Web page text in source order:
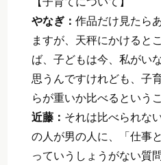
やなぎ：作品だけ見たら
ますが、天秤にかけると
ば、子どもは今、私がい
思うんですけれども、子
らが重いか比べるという
近藤： それは比べられな
の人が男の人に、「仕事
っていうしょうがない質